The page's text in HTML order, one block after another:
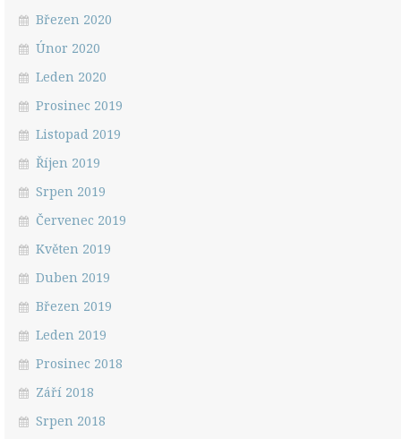
Březen 2020
Únor 2020
Leden 2020
Prosinec 2019
Listopad 2019
Říjen 2019
Srpen 2019
Červenec 2019
Květen 2019
Duben 2019
Březen 2019
Leden 2019
Prosinec 2018
Září 2018
Srpen 2018